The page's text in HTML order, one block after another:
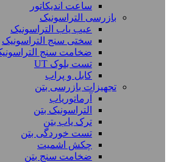
ساعت اندیکاتور
بازرسی التراسونیک
عیب یاب التراسونیک
سختی سنج التراسونیک
ضخامت سنج
تست بلوک UT
کابل و پراب
تجهیزات بازرسی بتن
آرماتوریاب
التراسونیک بتن
ترک یاب بتن
تست خوردگی بتن
چکش اشمیت
ضخامت سنج بتن